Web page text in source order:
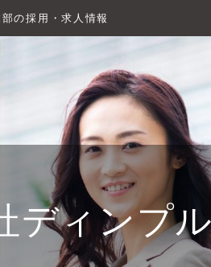
の採用・求人情報
ディンプ